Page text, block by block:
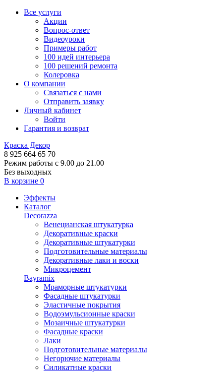
Все услуги
Акции
Вопрос-ответ
Видеоуроки
Примеры работ
100 идей интерьера
100 решений ремонта
Колеровка
О компании
Связаться с нами
Отправить заявку
Личный кабинет
Войти
Гарантия и возврат
Краска Декор
8 925 664 65 70
Режим работы с 9.00 до 21.00
Без выходных
В корзине 0
Эффекты
Каталог
Decorazza
Венецианская штукатурка
Декоративные краски
Декоративные штукатурки
Подготовительные материалы
Декоративные лаки и воски
Микроцемент
Bayramix
Мраморные штукатурки
Фасадные штукатурки
Эластичные покрытия
Водоэмульсионные краски
Мозаичные штукатурки
Фасадные краски
Лаки
Подготовительные материалы
Негорючие материалы
Силикатные краски